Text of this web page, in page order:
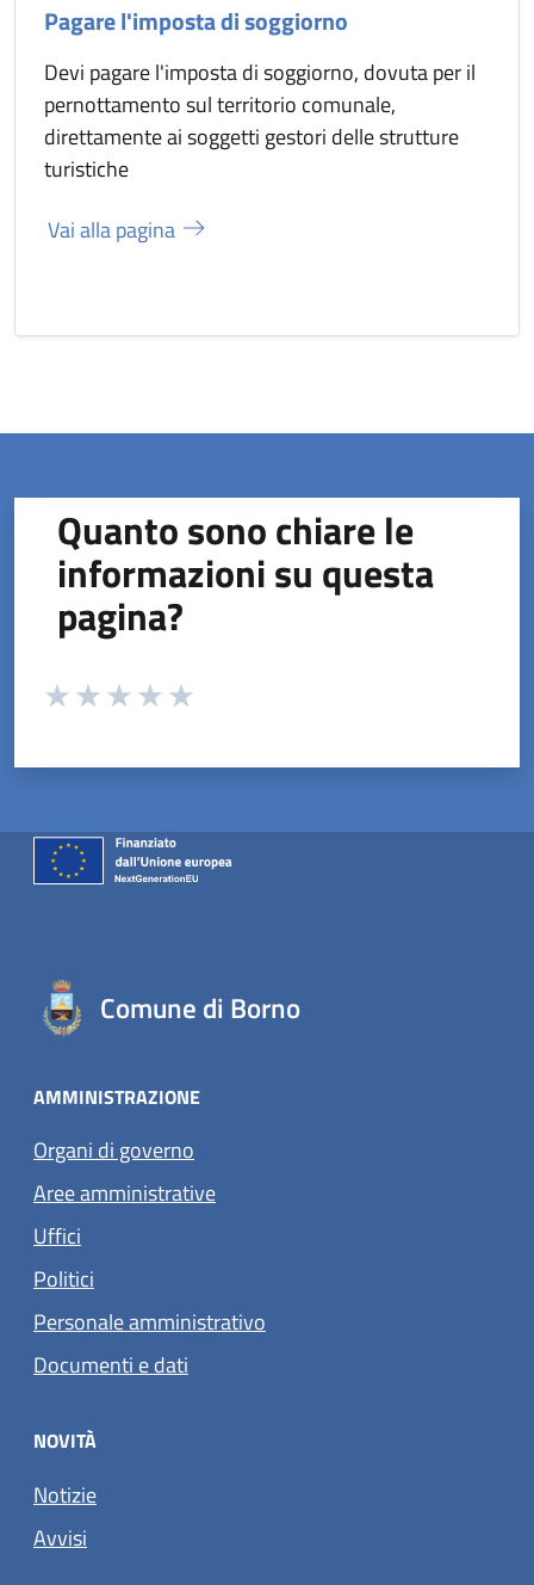
Pagare l'imposta di soggiorno
Devi pagare l'imposta di soggiorno, dovuta per il
pernottamento sul territorio comunale,
direttamente ai soggetti gestori delle strutture
turistiche
Vai alla pagina
Quanto sono chiare le
informazioni su questa
pagina?
Valuta da 1 a 5 stelle la pagina
Comune di Borno
AMMINISTRAZIONE
Organi di governo
Aree amministrative
Uffici
Politici
Personale amministrativo
Documenti e dati
NOVITÀ
Notizie
Avvisi